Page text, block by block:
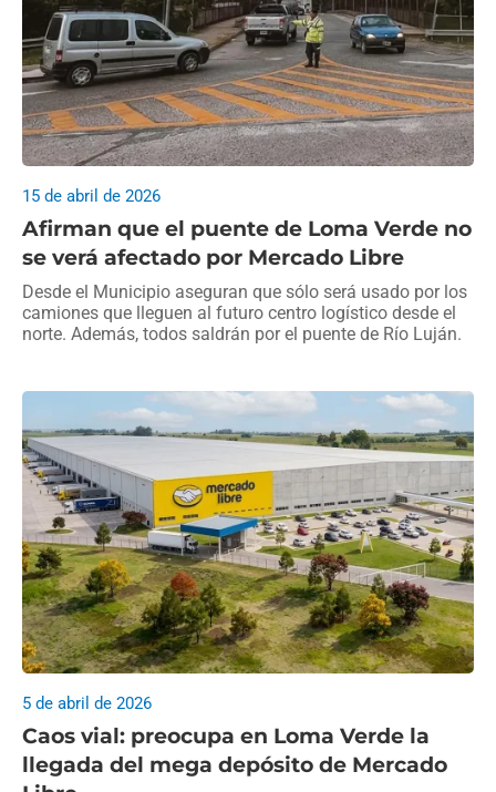
Afirman que el puente de Loma Verde no
se verá afectado por Mercado Libre
15 de abril de 2026
Desde el Municipio aseguran que sólo será usado por los
camiones que lleguen al futuro centro logístico desde el
norte. Además, todos saldrán por el puente de Río Luján.
Caos vial: preocupa en Loma Verde la
llegada del mega depósito de Mercado
5 de abril de 2026